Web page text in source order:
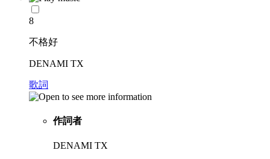
8
不格好
DENAMI TX
歌詞
作詞者
DENAMI TX